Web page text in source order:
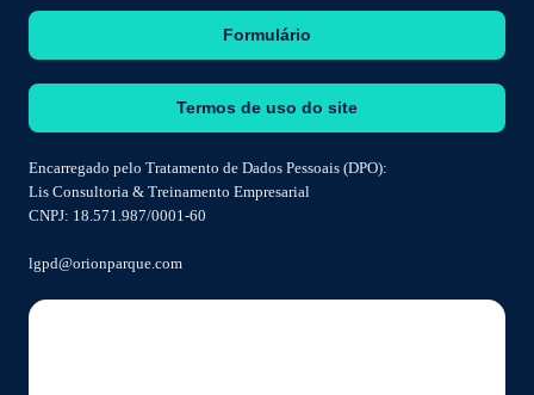
Formulário
Termos de uso do site
Encarregado pelo Tratamento de Dados Pessoais (DPO):
Lis Consultoria & Treinamento Empresarial
CNPJ: 18.571.987/0001-60
lgpd@orionparque.com